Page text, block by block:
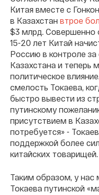
Китая вместе с
в Казахстан втрое
$3 млрд. Совершенно
15-20 лет Китай
Россию в контроле
Казахстана и теперь
политическое
смелость Токаева,
быстро вывести из
путинскому
присутствием в
потребуется» -
поддержкой более
китайских товарищей.
Таким образом, у нас
Токаева путинской